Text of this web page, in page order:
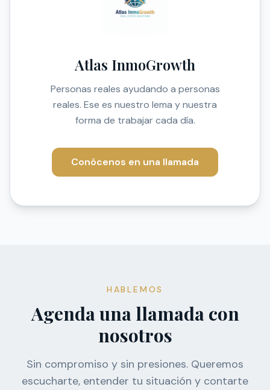
Atlas InmoGrowth
Personas reales ayudando a personas
reales. Ese es nuestro lema y nuestra
forma de trabajar cada día.
Conócenos en una llamada
HABLEMOS
Agenda una llamada con
nosotros
Sin compromiso y sin presiones. Queremos
escucharte, entender tu situación y contarte